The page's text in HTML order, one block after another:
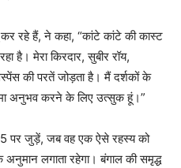
रहे हैं, ने कहा, “कांटे कांटे की कास्ट
है। मेरा किरदार, सुबीर रॉय,
की परतें जोड़ता है। मैं दर्शकों के
अनुभव करने के लिए उत्सुक हूं।”
पर जुड़ें, जब वह एक ऐसे रहस्य को
लगाता रहेगा। बंगाल की समृद्ध